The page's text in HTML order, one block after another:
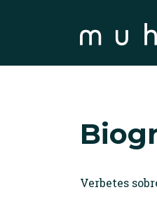
Verbetes